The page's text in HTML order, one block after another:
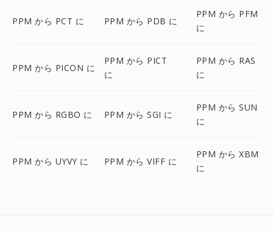
PPM から PCT に PPM から PDB に
PPM から PFM
に
PPM から PICON に
PPM から PICT
に
PPM から RAS
に
PPM から RGBO に PPM から SGI に
PPM から SUN
に
PPM から UYVY に PPM から VIFF に
PPM から XBM
に